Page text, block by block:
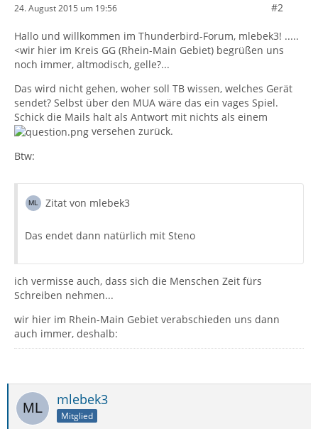
24. August 2015 um 19:56 #2
Hallo und willkommen im Thunderbird-Forum, mlebek3! .....
<wir hier im Kreis GG (Rhein-Main Gebiet) begrüßen uns
noch immer, altmodisch, gelle?...
Das wird nicht gehen, woher soll TB wissen, welches Gerät
sendet? Selbst über den MUA wäre das ein vages Spiel.
Schick die Mails halt als Antwort mit nichts als einem
versehen zurück.
Btw:
Zitat von mlebek3
Das endet dann natürlich mit Steno
ich vermisse auch, dass sich die Menschen Zeit fürs
Schreiben nehmen...
wir hier im Rhein-Main Gebiet verabschieden uns dann
auch immer, deshalb:
mlebek3
Mitglied